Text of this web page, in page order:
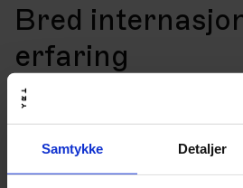
Samtykke Detaljer
Bred
erfaring
Etter 23 år på Stortinget, både
stortingsrepresentant og som
Trettebergstuen jobbet tett med
myndigheter og internasjonale
kjenner institusjonene godt samt
internasjonalt nettverk. Hun har